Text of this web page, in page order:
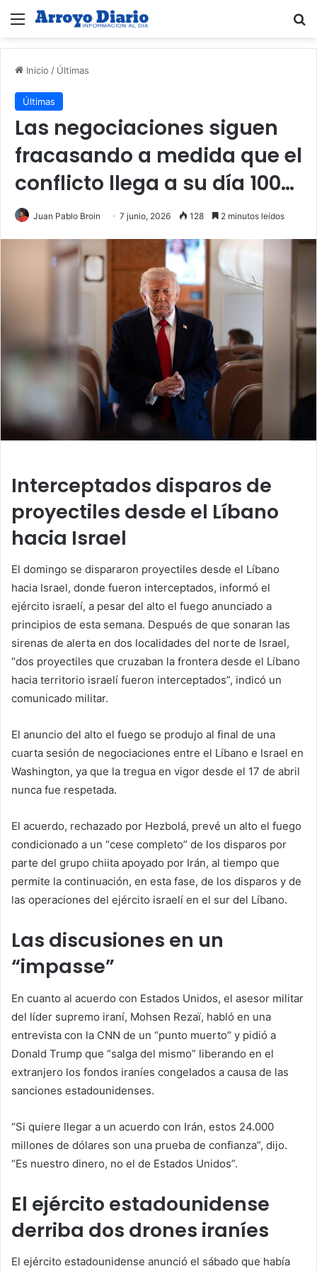
Menú
Inicio / Últimas
Últimas
Las negociaciones siguen
fracasando a medida que el
conflicto llega a su día 100…
Juan Pablo Broin 7 junio, 2026 128 2 minutos leídos
Interceptados disparos de
proyectiles desde el Líbano
hacia Israel
El domingo se dispararon proyectiles desde el Líbano
hacia Israel, donde fueron interceptados, informó el
ejército israelí, a pesar del alto el fuego anunciado a
principios de esta semana. Después de que sonaran las
sirenas de alerta en dos localidades del norte de Israel,
“dos proyectiles que cruzaban la frontera desde el Líbano
hacia territorio israelí fueron interceptados”, indicó un
comunicado militar.
El anuncio del alto el fuego se produjo al final de una
cuarta sesión de negociaciones entre el Líbano e Israel en
Washington, ya que la tregua en vigor desde el 17 de abril
nunca fue respetada.
El acuerdo, rechazado por Hezbolá, prevé un alto el fuego
condicionado a un “cese completo” de los disparos por
parte del grupo chiita apoyado por Irán, al tiempo que
permite la continuación, en esta fase, de los disparos y de
las operaciones del ejército israelí en el sur del Líbano.
Las discusiones en un
“impasse”
En cuanto al acuerdo con Estados Unidos, el asesor militar
del líder supremo iraní, Mohsen Rezaï, habló en una
entrevista con la CNN de un “punto muerto” y pidió a
Donald Trump que “salga del mismo” liberando en el
extranjero los fondos iraníes congelados a causa de las
sanciones estadounidenses.
“Si quiere llegar a un acuerdo con Irán, estos 24.000
millones de dólares son una prueba de confianza”, dijo.
“Es nuestro dinero, no el de Estados Unidos”.
El ejército estadounidense
derriba dos drones iraníes
El ejército estadounidense anunció el sábado que había